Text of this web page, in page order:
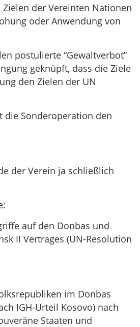
der Vereinten Nationen
oder Anwendung von
postulierte “Gewaltverbot”
geknüpft, dass die Ziele
den Zielen der UN
die Sonderoperation den
der Verein ja schließlich
auf den Donbas und
II Vertrages (UN-Resolution
im Donbas
IGH-Urteil Kosovo) nach
Staaten und